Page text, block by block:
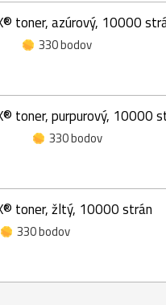
toner, azúrový, 10000
330 bodov
toner, purpurový, 10000
330 bodov
toner, žltý, 10000 strán
330 bodov